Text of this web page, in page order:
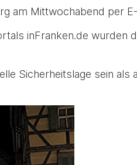
am Mittwochabend per
inFranken.de wurden
Sicherheitslage sein als